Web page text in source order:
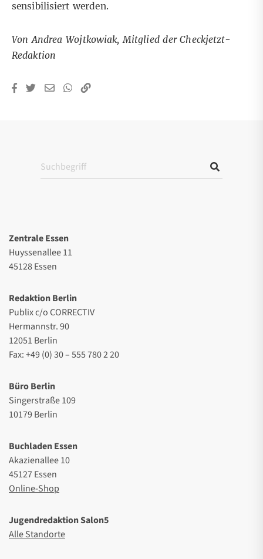
sensibilisiert werden.
Von Andrea Wojtkowiak, Mitglied der Checkjetzt-
Redaktion
Zentrale Essen
Huyssenallee 11
45128 Essen
Redaktion Berlin
Publix c/o CORRECTIV
Hermannstr. 90
12051 Berlin
Fax: +49 (0) 30 – 555 780 2 20
Büro Berlin
Singerstraße 109
10179 Berlin
Buchladen Essen
Akazienallee 10
45127 Essen
Online-Shop
Jugendredaktion Salon5
Alle Standorte